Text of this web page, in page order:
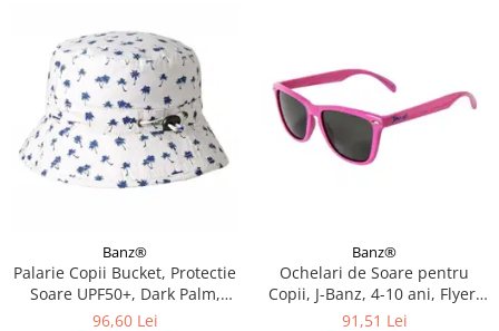
Banz®
Palarie Copii Bucket, Protectie
Soare UPF50+, Dark Palm,
Diverse marimi
96,60 Lei
Banz®
Ochelari de Soare pentru
Copii, J-Banz, 4-10 ani, Flyer,
Roz
91,51 Lei